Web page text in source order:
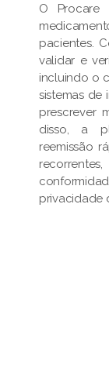
O Procare
pacientes.
validar e
incluindo o
sistemas de
prescrever
disso, a
reemissão
privacidade